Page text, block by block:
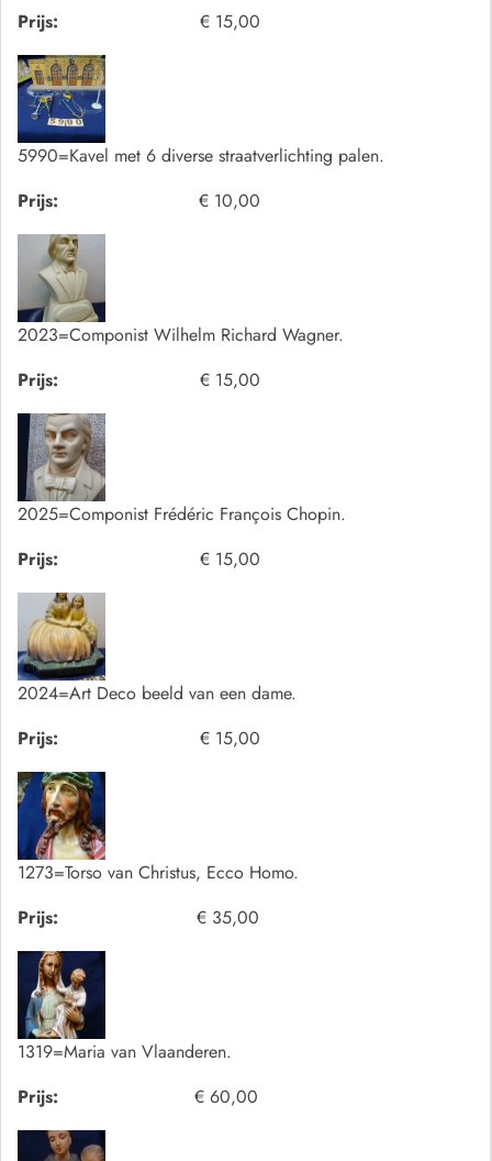
Prijs:
€ 15,00
5990=Kavel met 6 diverse straatverlichting palen.
Prijs:
€ 10,00
2023=Componist Wilhelm Richard Wagner.
Prijs:
€ 15,00
2025=Componist Frédéric François Chopin.
Prijs:
€ 15,00
2024=Art Deco beeld van een dame.
Prijs:
€ 15,00
1273=Torso van Christus, Ecco Homo.
Prijs:
€ 35,00
1319=Maria van Vlaanderen.
Prijs:
€ 60,00